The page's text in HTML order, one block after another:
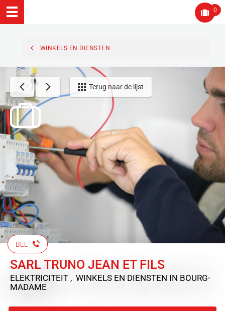
0
WINKELS EN DIENSTEN
Terug naar de lijst
BEL
SARL TRUNO JEAN ET FILS
ELEKTRICITEIT , WINKELS EN DIENSTEN IN BOURG-
MADAME